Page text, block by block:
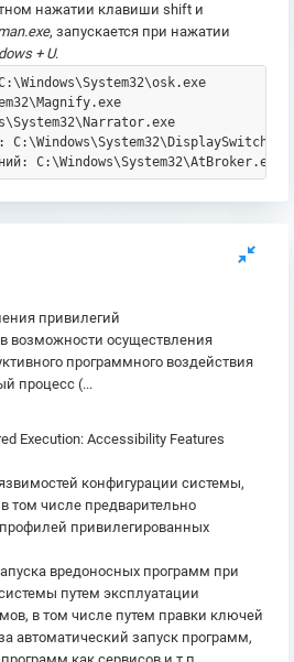
нажатии клавиши shift и
, запускается при нажатии
+ U.
C:\Windows\System32\AtBroker.exe
привилегий
возможности осуществления
программного воздействия
процесс (...
Execution: Accessibility Features
конфигурации системы,
том числе предварительно
привилегированных
вредоносных программ при
путем эксплуатации
в том числе путем правки ключей
автоматический запуск программ,